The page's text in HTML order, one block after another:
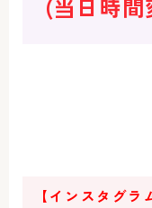
(当日時
【インスタグラ